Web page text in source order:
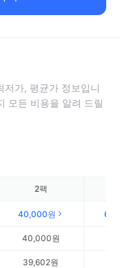
가, 평균가 정보입니
모든 비용을 알려 드릴
2팩
40,000원
40,000원
39,602원